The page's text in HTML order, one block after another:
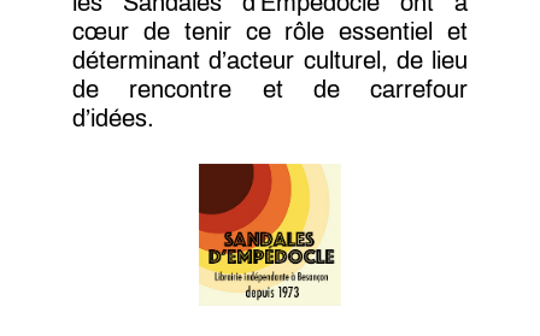
cœur de tenir ce rôle essentiel et
déterminant d’acteur culturel, de lieu
de rencontre et de carrefour
d’idées.